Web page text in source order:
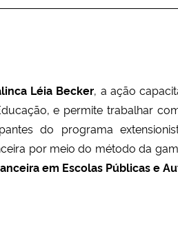
Léia Becker, a ação
e permite trabalhar
do programa
por meio do método da
em Escolas Públicas e